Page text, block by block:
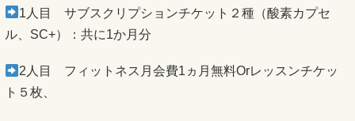
1人目 サブスクリプションチケット２種（酸素カプセ
ル、SC+）：共に1か月分
2人目 フィットネス月会費1ヵ月無料Orレッスンチケッ
ト５枚、